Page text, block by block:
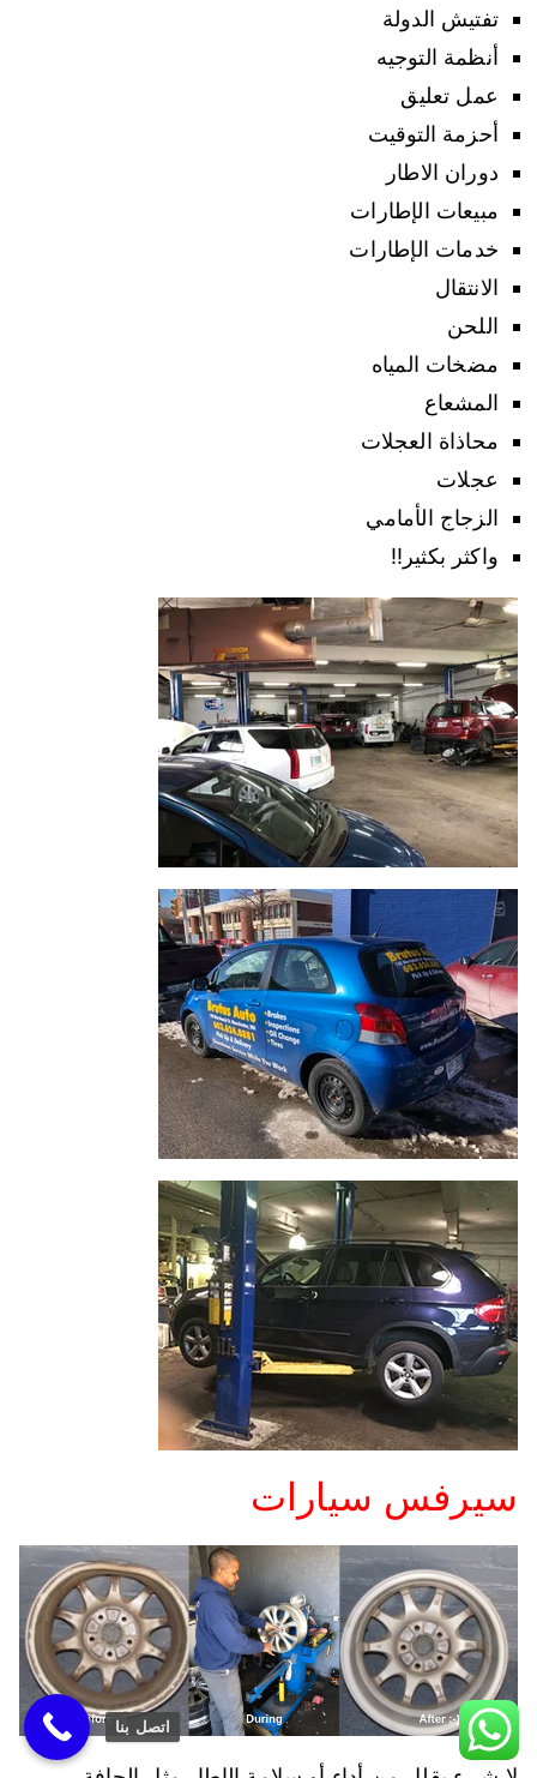
تفتيش الدولة
أنظمة التوجيه
عمل تعليق
أحزمة التوقيت
دوران الاطار
مبيعات الإطارات
خدمات الإطارات
الانتقال
اللحن
مضخات المياه
المشعاع
محاذاة العجلات
عجلات
الزجاج الأمامي
واكثر بكثير!!
سيرفس سيارات
اتصل بنا